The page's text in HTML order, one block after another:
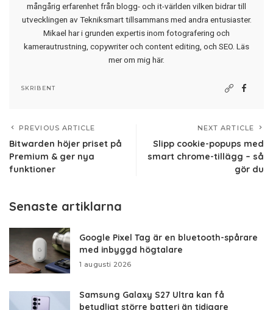
mångårig erfarenhet från blogg- och it-världen vilken bidrar till
utvecklingen av Tekniksmart tillsammans med andra entusiaster.
Mikael har i grunden expertis inom fotografering och
kamerautrustning, copywriter och content editing, och SEO. Läs
mer om mig här.
SKRIBENT
PREVIOUS ARTICLE
Bitwarden höjer priset på
Premium & ger nya
funktioner
NEXT ARTICLE
Slipp cookie-popups med
smart chrome-tillägg – så
gör du
Senaste artiklarna
Google Pixel Tag är en bluetooth-spårare
med inbyggd högtalare
1 augusti 2026
Samsung Galaxy S27 Ultra kan få
betydligt större batteri än tidigare